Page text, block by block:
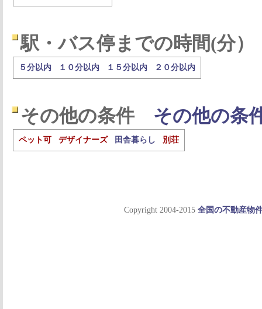
駅・バス停までの時間(分）
５分以内 １０分以内 １５分以内 ２０分以内
その他の条件 その他の条
ペット可 デザイナーズ 田舎暮らし 別荘
Copyright 2004-2015 全国の不動産物